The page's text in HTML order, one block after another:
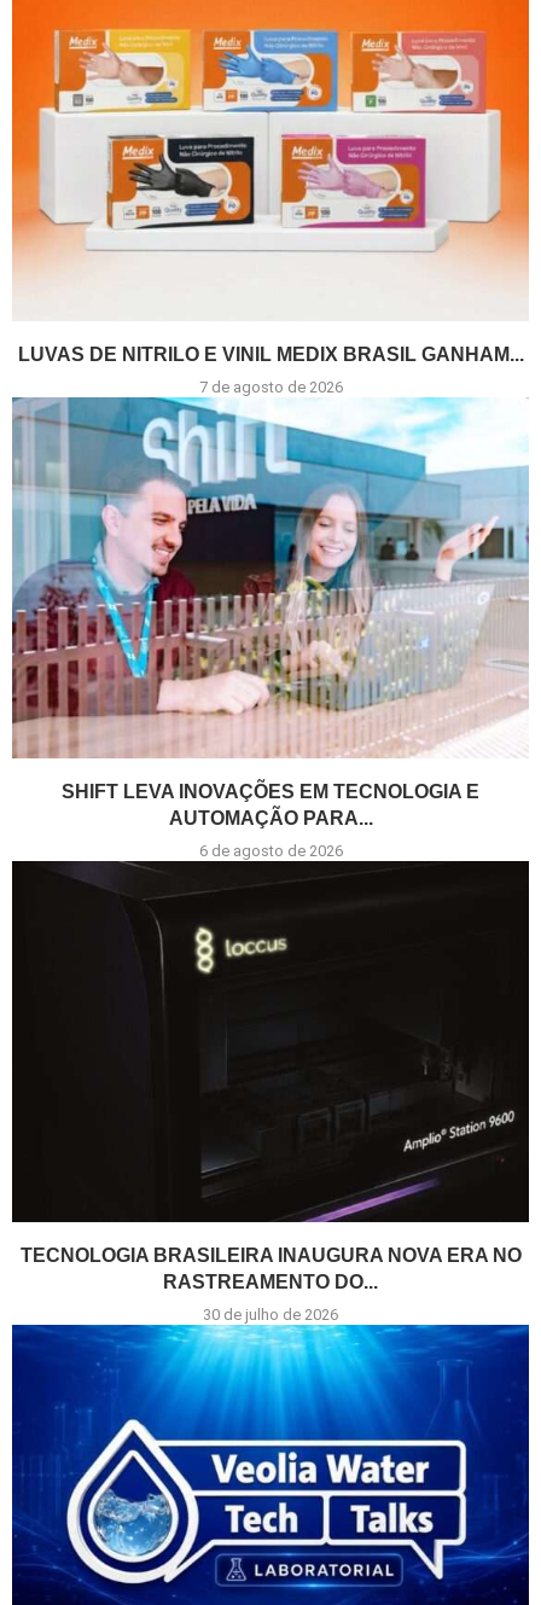
LUVAS DE NITRILO E VINIL MEDIX BRASIL GANHAM...
7 de agosto de 2026
SHIFT LEVA INOVAÇÕES EM TECNOLOGIA E
AUTOMAÇÃO PARA...
6 de agosto de 2026
TECNOLOGIA BRASILEIRA INAUGURA NOVA ERA NO
RASTREAMENTO DO...
30 de julho de 2026